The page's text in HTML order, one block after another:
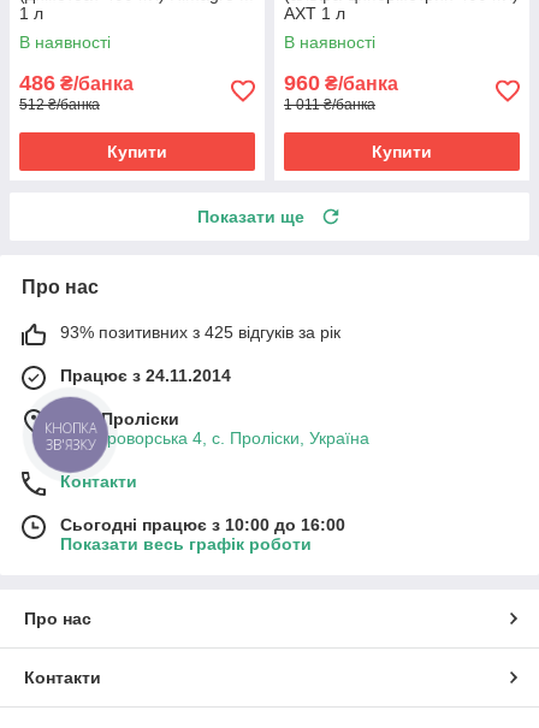
1 л
В наявності
486 ₴/банка
512 ₴/банка
Купити
АХТ 1 л
В наявності
960 ₴/банка
1 011 ₴/банка
Купити
Показати ще
Про нас
93% позитивних з 425 відгуків за рік
Працює з 24.11.2014
м. с. Проліски
вул. Броворська 4, с. Проліски, Україна
Контакти
Сьогодні працює з 10:00 до 16:00
Показати весь графік роботи
Про нас
Контакти
КНОПКА
ЗВ'ЯЗКУ